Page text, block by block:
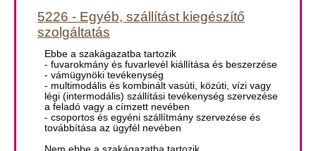
5226 - Egyéb, szállítást kiegészítő
szolgáltatás
Ebbe a szakágazatba tartozik
- fuvarokmány és fuvarlevél kiállítása és beszerzése
- vámügynöki tevékenység
- multimodális és kombinált vasúti, közúti, vízi vagy
légi (intermodális) szállítási tevékenység szervezése
a feladó vagy a címzett nevében
- csoportos és egyéni szállítmány szervezése és
továbbítása az ügyfél nevében